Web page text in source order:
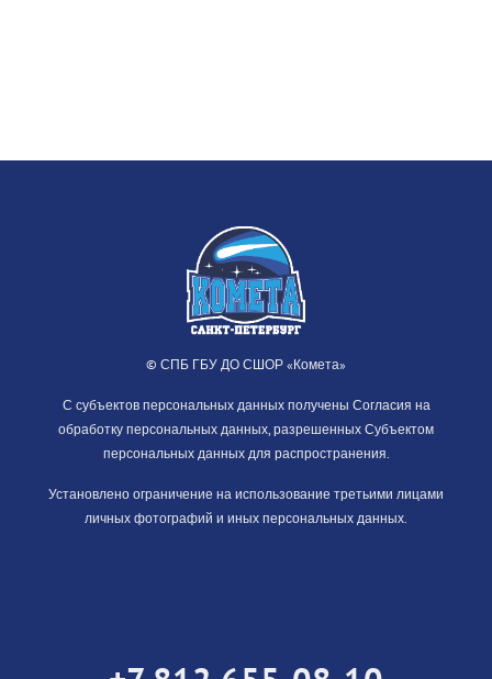
© СПБ ГБУ ДО СШОР «Комета»
С субъектов персональных данных получены Согласия на
обработку персональных данных, разрешенных Субъектом
персональных данных для распространения.
Установлено ограничение на использование третьими лицами
личных фотографий и иных персональных данных.